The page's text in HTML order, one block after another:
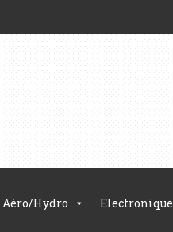
Aéro/Hydro Electronique